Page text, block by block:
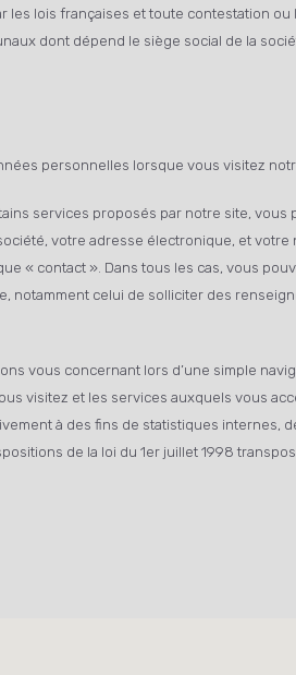
les lois françaises et toute contestation
dont dépend le siège social de la
personnelles lorsque vous visitez
services proposés par notre site,
votre adresse électronique, et votre
« contact ». Dans tous les cas, vous
notamment celui de solliciter des
vous concernant lors d’une simple
visitez et les services auxquels vous
à des fins de statistiques internes,
de la loi du 1er juillet 1998